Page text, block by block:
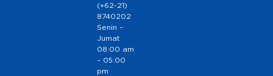
(+62-21)
8740202
Senin –
Jumat
08:00 am
– 05:00
pm